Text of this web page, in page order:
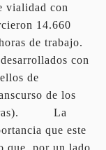
vialidad con
14.660
de trabajo.
con
de
de los
horas). La
que este
que, por un lado,